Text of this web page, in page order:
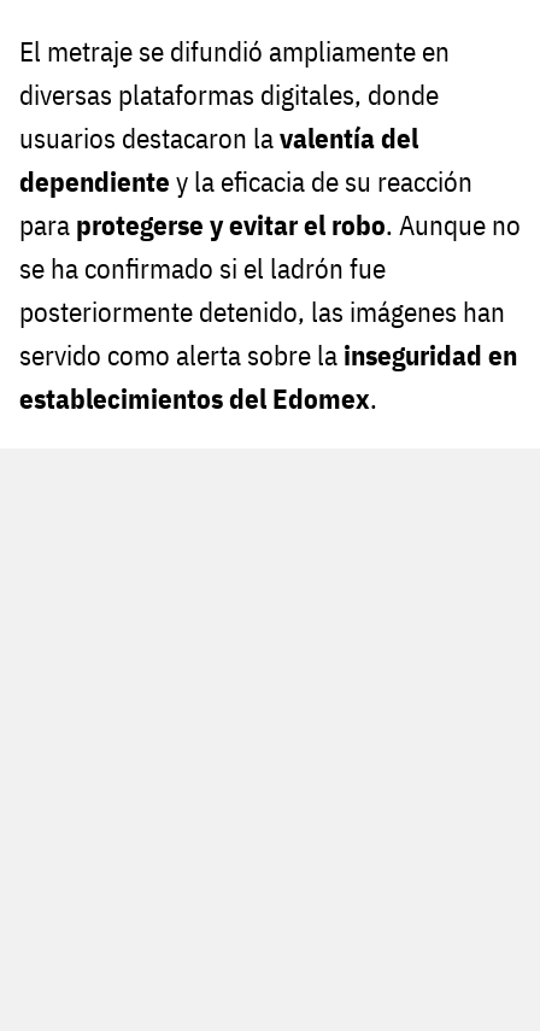
El metraje se difundió ampliamente en
diversas plataformas digitales, donde
usuarios destacaron lavalentía del
dependiente y la eficacia de su reacción
para protegerse y evitar el robo. Aunque no
se ha confirmado si el ladrón fue
posteriormente detenido, las imágenes han
servido como alerta sobre la inseguridad en
establecimientos del Edomex.